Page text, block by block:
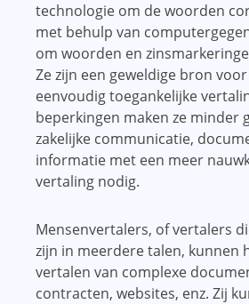
technologie om de woorden
met behulp van
om woorden en
Ze zijn een geweldige bron
eenvoudig toegankelijke
beperkingen maken ze minder
zakelijke communicatie,
informatie met een meer
vertaling nodig.
Mensenvertalers, of vertalers
zijn in meerdere talen, kunnen
vertalen van complexe
contracten, websites, enz. Zij